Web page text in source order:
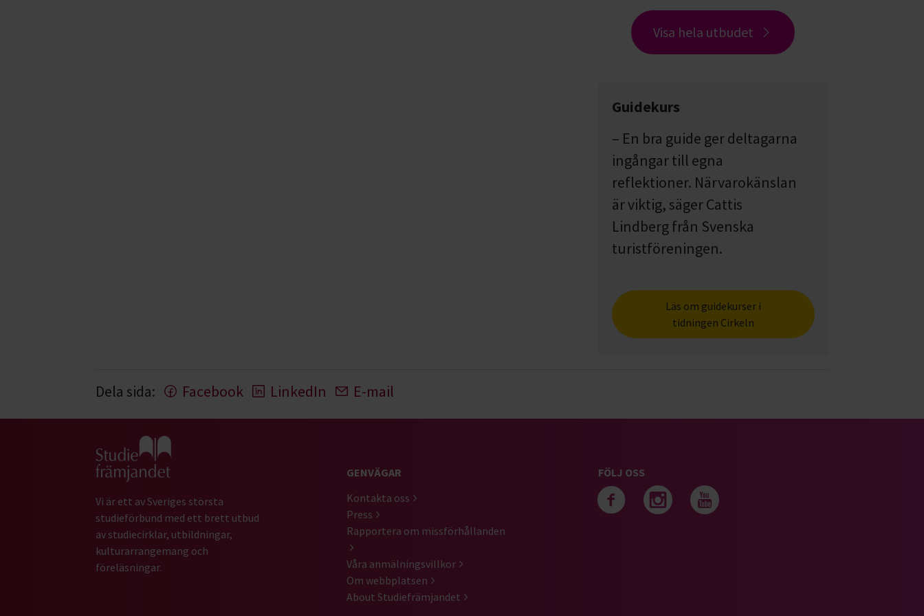
Visa hela utbudet
Guidekurs
– En bra guide ger deltagarna
ingångar till egna
reflektioner. Närvarokänslan
är viktig, säger Cattis
Lindberg från Svenska
turistföreningen.
Läs om guidekurser i
tidningen Cirkeln
Dela sida: Facebook LinkedIn E-mail
Gå till studiefrämjandets startsida
Vi är ett av Sveriges största
studieförbund med ett brett utbud
av studiecirklar, utbildningar,
kulturarrangemang och
föreläsningar.
GENVÄGAR
Kontakta oss
Press
Rapportera om missförhållanden
Våra anmälningsvillkor
Om webbplatsen
About Studiefrämjandet
FÖLJ OSS
Följ oss på facebook
Följ oss på instagram
Följ oss på youtube